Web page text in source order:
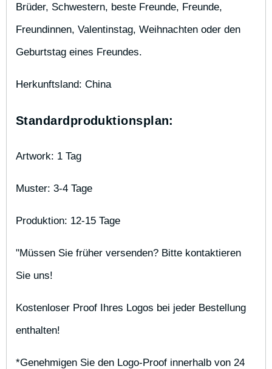
Brüder, Schwestern, beste Freunde, Freunde,
Freundinnen, Valentinstag, Weihnachten oder den
Geburtstag eines Freundes.
Herkunftsland: China
Standardproduktionsplan:
Artwork: 1 Tag
Muster: 3-4 Tage
Produktion: 12-15 Tage
"Müssen Sie früher versenden? Bitte kontaktieren
Sie uns!
Kostenloser Proof Ihres Logos bei jeder Bestellung
enthalten!
*Genehmigen Sie den Logo-Proof innerhalb von 24